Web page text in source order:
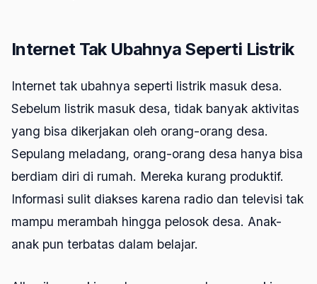
Internet Tak Ubahnya Seperti Listrik
Internet tak ubahnya seperti listrik masuk desa.
Sebelum listrik masuk desa, tidak banyak aktivitas
yang bisa dikerjakan oleh orang-orang desa.
Sepulang meladang, orang-orang desa hanya bisa
berdiam diri di rumah. Mereka kurang produktif.
Informasi sulit diakses karena radio dan televisi tak
mampu merambah hingga pelosok desa. Anak-
anak pun terbatas dalam belajar.